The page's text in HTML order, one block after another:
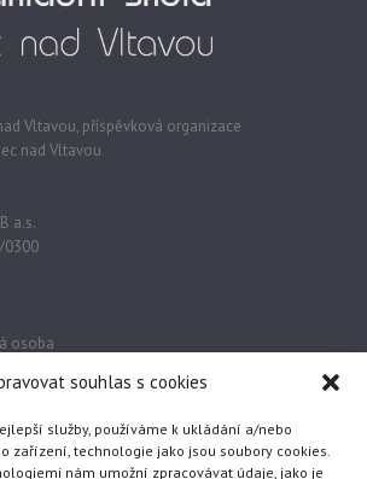
souhlas s cookies
služby, používáme k ukládání a/nebo
zařízení, technologie jako jsou soubory cookies.
nám umožní zpracovávat údaje, jako je
Vltavou, příspěvková organizace
nad Vltavou
a.s.
0300
osoba